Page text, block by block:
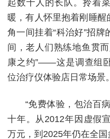
起数十人的长队。拎着
暖，有人怀里抱着刚睡
角一间挂着“科治好”招
间，老人们熟练地鱼贯
康之约”——这是调查组
位治疗仪体验店日常场景。
“免费体验，包治百
十年。从2012年因虚假
万元，到2025年仍在全